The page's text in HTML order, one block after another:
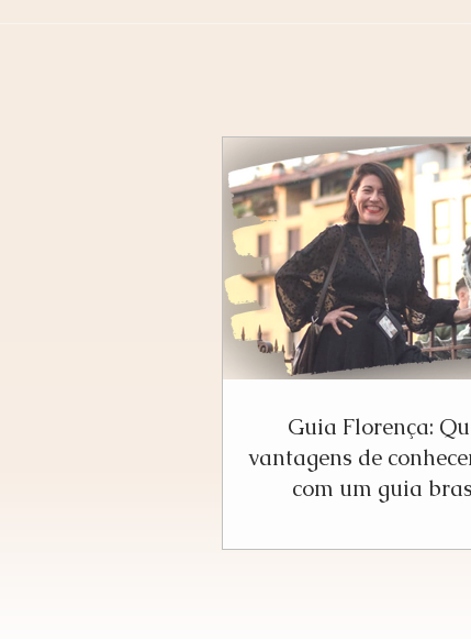
Guia Florença:
vantagens de
com um guia